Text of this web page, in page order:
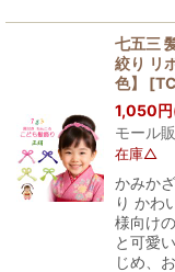
七五三
絞り リ
色】
[
1,050円
モール
在庫△
かみか
り かわ
様向け
と可愛
じめ、